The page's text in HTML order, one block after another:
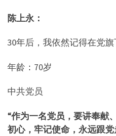
陈上永：
30年后，我依然记得在党
年龄：70岁
中共党员
“作为一名党员，要讲奉献
初心，牢记使命，永远跟